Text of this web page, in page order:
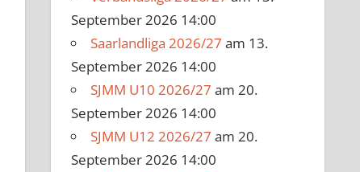
September 2026 14:00
Saarlandliga 2026/27 am 13.
September 2026 14:00
SJMM U10 2026/27 am 20.
September 2026 14:00
SJMM U12 2026/27 am 20.
September 2026 14:00